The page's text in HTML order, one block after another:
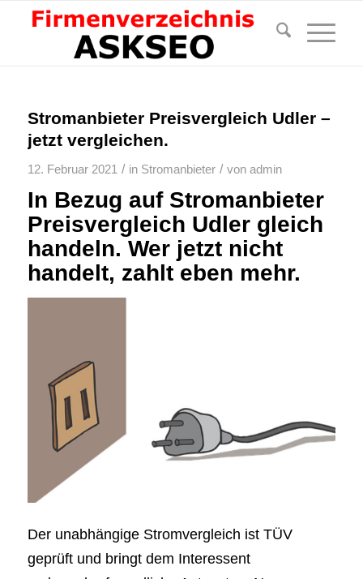
Stromanbieter Preisvergleich Udler –
jetzt vergleichen.
12. Februar 2021 / in Stromanbieter / von admin
In Bezug auf Stromanbieter
Preisvergleich Udler gleich
handeln. Wer jetzt nicht
handelt, zahlt eben mehr.
Der unabhängige Stromvergleich ist TÜV
geprüft und bringt dem Interessent